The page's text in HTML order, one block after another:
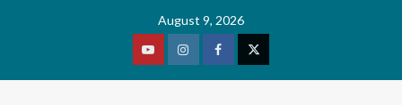
August 9, 2026
YoutubeVimeoFacebookTwitter